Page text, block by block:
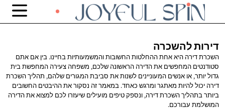
דירותלהשכרה
השכרת דירה היא אחת ההחלטות החשובות והמשמעותיות בחיינו. בין אם אתם
סטודנטים המחפשים את הדירה הראשונה שלכם, משפחה צעירה המחפשת בית
גדול יותר, או אנשים המעוניינים לשנות את סביבת המגורים שלהם, תהליך השכרת
דירה יכול להיות מאתגר ומרגש כאחד. במאמר זה נסקור את ההיבטים החשובים
ביותר בתהליך השכרת דירה, ונספק טיפים מועילים שיעזרו לכם למצוא את הדירה
המושלמת עבורכם.